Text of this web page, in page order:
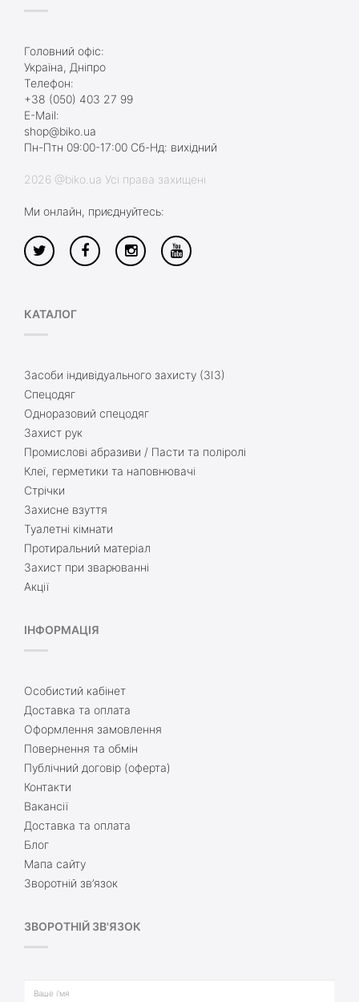
Головний офіс:
Україна, Дніпро
Телефон:
+38 (050) 403 27 99
E-Mail:
shop@biko.ua
Пн-Птн 09:00-17:00 Сб-Нд: вихідний
2026 @biko.ua Усі права захищені
Ми онлайн, приєднуйтесь:
КАТАЛОГ
Засоби індивідуального захисту (ЗІЗ)
Спецодяг
Одноразовий спецодяг
Захист рук
Промислові абразиви / Пасти та поліролі
Клеї, герметики та наповнювачі
Стрічки
Захисне взуття
Туалетні кімнати
Протиральний матеріал
Захист при зварюванні
Акції
ІНФОРМАЦІЯ
Особистий кабінет
Доставка та оплата
Оформлення замовлення
Повернення та обмін
Публічний договір (оферта)
Контакти
Вакансії
Доставка та оплата
Блог
Мапа сайту
Зворотній зв’язок
ЗВОРОТНІЙ ЗВ'ЯЗОК